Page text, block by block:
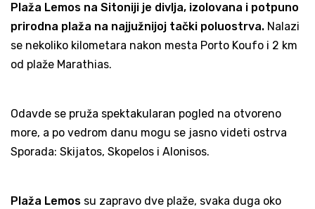
Plaža Lemos na Sitoniji je divlja, izolovana i potpuno
prirodna plaža na najjužnijoj tački poluostrva. Nalazi
se nekoliko kilometara nakon mesta Porto Koufo i 2 km
od plaže Marathias.
Odavde se pruža spektakularan pogled na otvoreno
more, a po vedrom danu mogu se jasno videti ostrva
Sporada: Skijatos, Skopelos i Alonisos.
Plaža Lemos su zapravo dve plaže, svaka duga oko